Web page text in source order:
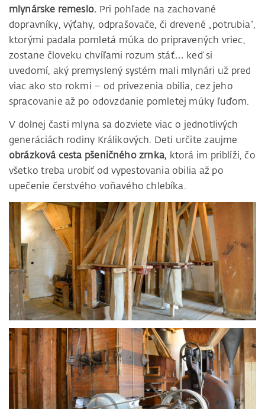
mlynárske remeslo. Pri pohľade na zachované
dopravníky, výťahy, odprašovače, či drevené „potrubia“,
ktorými padala pomletá múka do pripravených vriec,
zostane človeku chvíľami rozum stáť… keď si
uvedomí, aký premyslený systém mali mlynári už pred
viac ako sto rokmi – od privezenia obilia, cez jeho
spracovanie až po odovzdanie pomletej múky ľuďom.
V dolnej časti mlyna sa dozviete viac o jednotlivých
generáciách rodiny Králikových. Deti určite zaujme
obrázková cesta pšeničného zrnka, ktorá im priblíži, čo
všetko treba urobiť od vypestovania obilia až po
upečenie čerstvého voňavého chlebíka.